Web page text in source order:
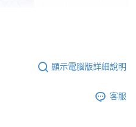
顯示電腦版詳細說明
客服